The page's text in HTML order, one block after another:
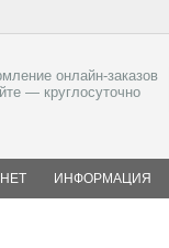
онлайн-заказов
— круглосуточно
ИНФОРМАЦИЯ